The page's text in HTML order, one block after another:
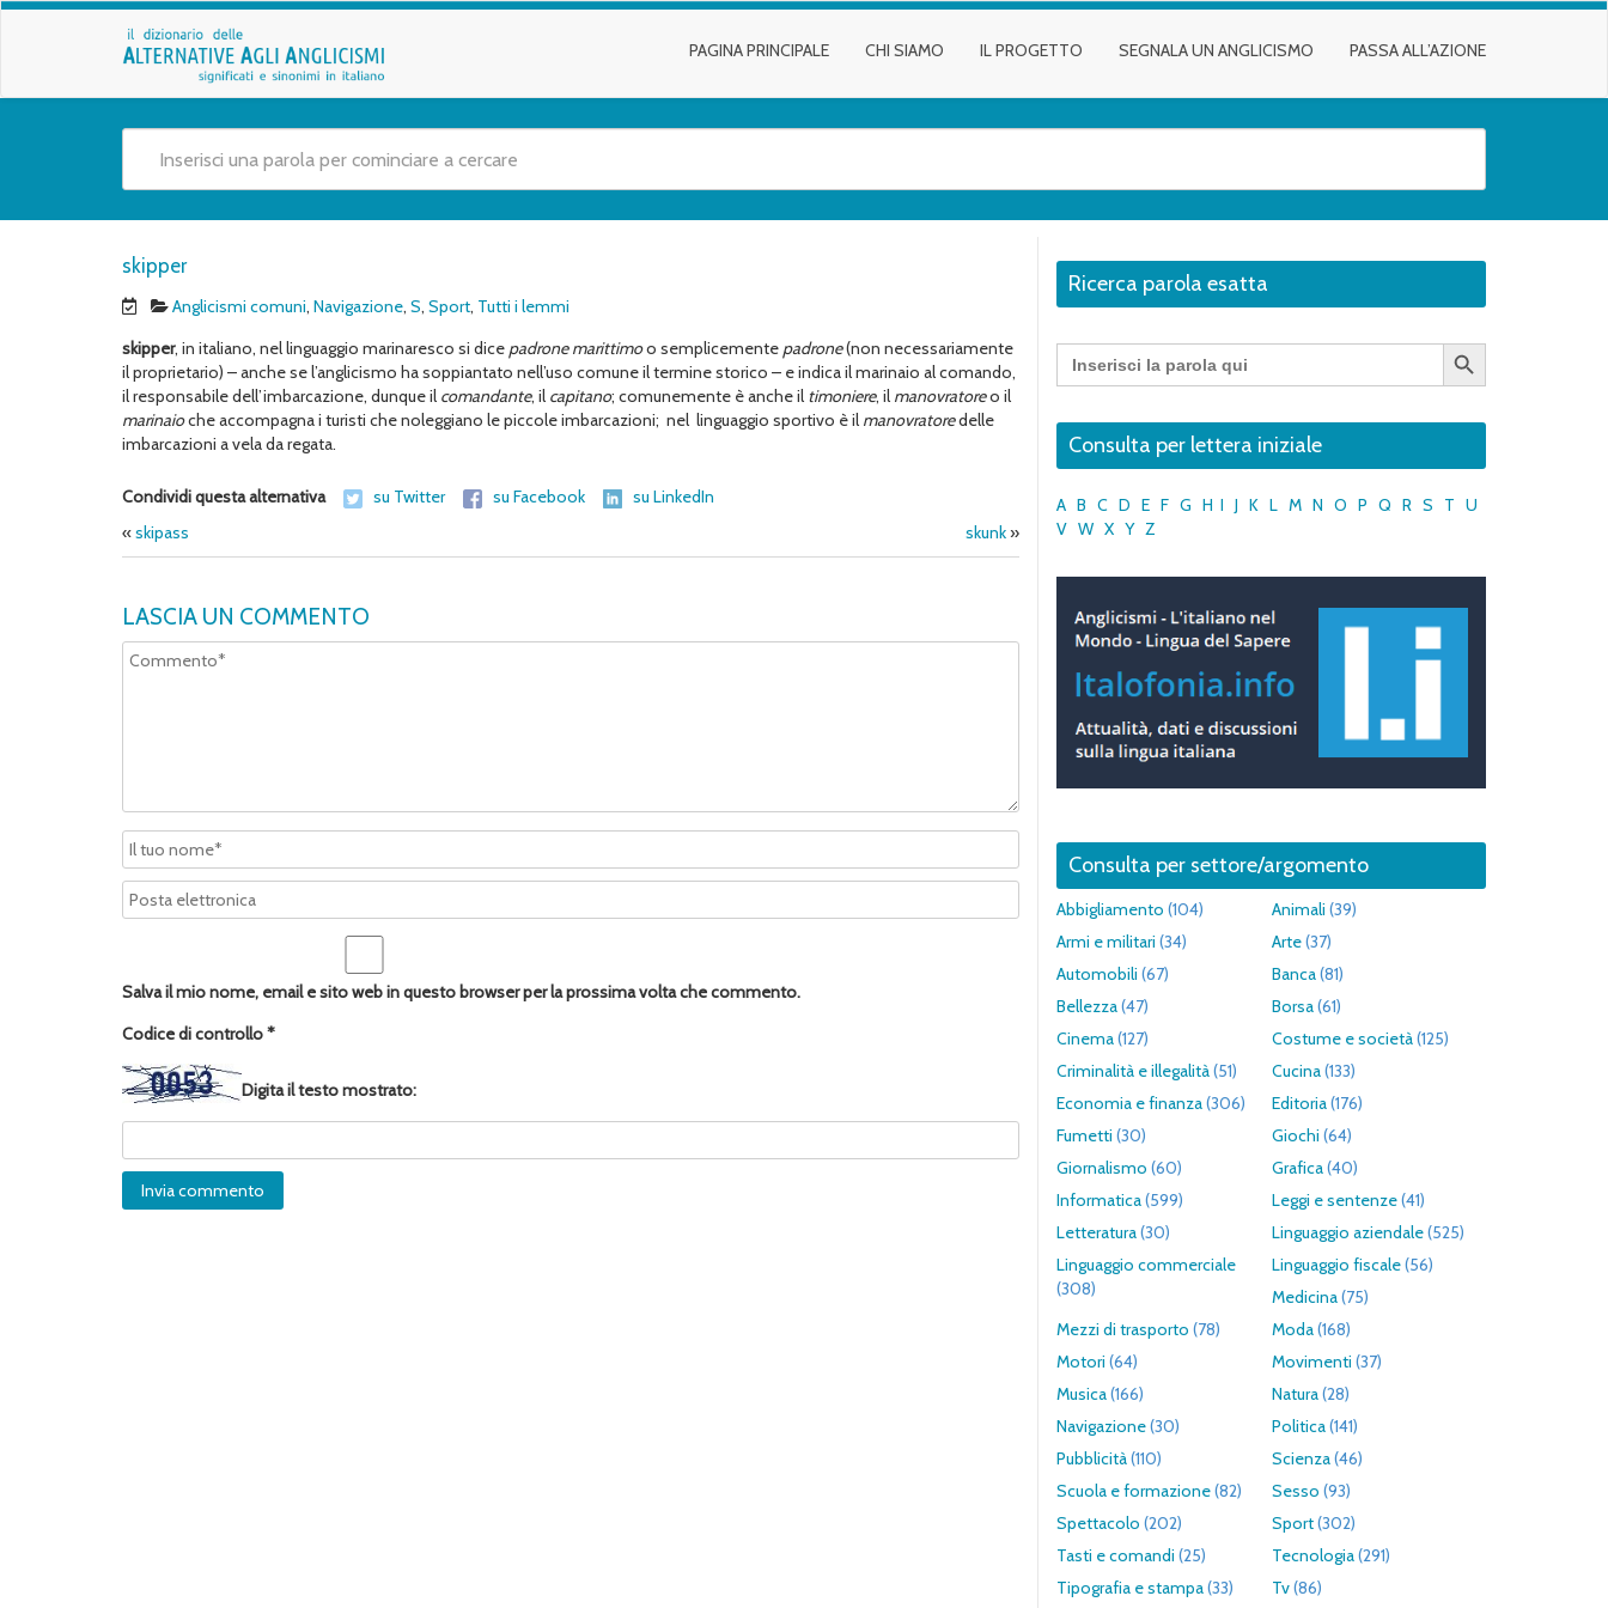
PAGINA PRINCIPALE CHI SIAMO IL PROGETTO SEGNALA UN ANGLICISMO PASSA ALL’AZIONE
skipper
Anglicismi comuni, Navigazione, S, Sport, Tutti i lemmi
skipper, in italiano, nel linguaggio marinaresco si dice padrone marittimoo semplicemente padrone(non necessariamente
il proprietario) – anche se l’anglicismo ha soppiantato nell’uso comune il termine storico – e indica il marinaio al comando,
il responsabile dell’imbarcazione, dunque il comandante, il capitano; comunemente è anche il timoniere, il manovratoreo il
marinaioche accompagna i turisti che noleggiano le piccole imbarcazioni; nel linguaggio sportivo è il manovratoredelle
imbarcazioni a vela da regata.
Condividi questa alternativa su Twitter su Facebook
su LinkedIn
«skipass skunk»
LASCIA UN COMMENTO
Salva il mio nome, email e sito web in questo browser per la prossima volta che commento.
Codice di controllo*
Digita il testo mostrato:
Ricerca parola esatta
Search
for:
Search Button
Consulta per lettera iniziale
A B C D E F G H I J K L M N O P Q R S T U
V W X Y Z
Consulta per settore/argomento
Abbigliamento (104) Animali (39)
Armi e militari (34) Arte(37)
Automobili (67) Banca(81)
Bellezza(47) Borsa(61)
Cinema(127) Costume e società(125)
Criminalità e illegalità(51) Cucina(133)
Economia e finanza(306) Editoria(176)
Fumetti (30) Giochi (64)
Giornalismo (60) Grafica(40)
Informatica(599) Leggi e sentenze(41)
Letteratura(30) Linguaggio aziendale(525)
Linguaggio commerciale
(308)
Linguaggio fiscale(56)
Medicina(75)
Mezzi di trasporto (78) Moda(168)
Motori (64) Movimenti (37)
Musica(166) Natura(28)
Navigazione(30) Politica(141)
Pubblicità(110) Scienza(46)
Scuola e formazione(82) Sesso (93)
Spettacolo (202) Sport(302)
Tasti e comandi (25) Tecnologia(291)
Tipografia e stampa(33) Tv(86)